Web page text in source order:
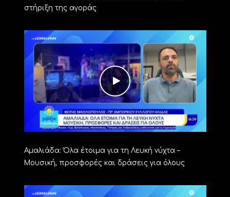
στήριξη της αγοράς
Αμαλιάδα: Όλα έτοιμα για τη Λευκή νύχτα –
Μουσική, προσφορές και δράσεις για όλους